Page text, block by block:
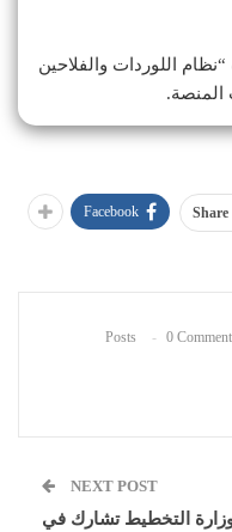
اللوردات والفلاحين
المنصة.
Share
Facebook
0
NEXT POST
التخطيط تشارك في